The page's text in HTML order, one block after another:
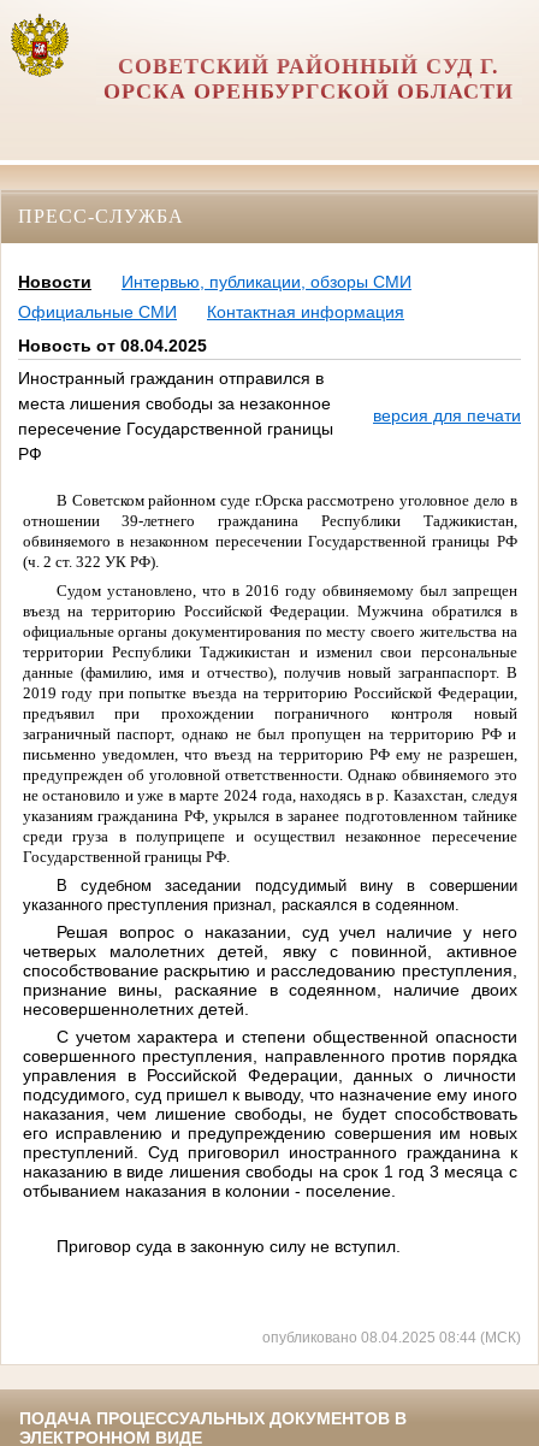
СОВЕТСКИЙ РАЙОННЫЙ СУД Г.
ОРСКА ОРЕНБУРГСКОЙ ОБЛАСТИ
ПРЕСС-СЛУЖБА
Новости
Интервью, публикации, обзоры СМИ
Официальные СМИ
Контактная информация
Новость от 08.04.2025
Иностранный гражданин отправился в
места лишения свободы за незаконное
пересечение Государственной границы
РФ
версия для печати
В Советском районном суде г.Орска рассмотрено уголовное дело в
отношении 39-летнего гражданина Республики Таджикистан,
обвиняемого в незаконном пересечении Государственной границы РФ
(ч. 2 ст. 322 УК РФ).
Судом установлено, что в 2016 году обвиняемому был запрещен
въезд на территорию Российской Федерации. Мужчина обратился в
официальные органы документирования по месту своего жительства на
территории Республики Таджикистан и изменил свои персональные
данные (фамилию, имя и отчество), получив новый загранпаспорт. В
2019 году при попытке въезда на территорию Российской Федерации,
предъявил при прохождении пограничного контроля новый
заграничный паспорт, однако не был пропущен на территорию РФ и
письменно уведомлен, что въезд на территорию РФ ему не разрешен,
предупрежден об уголовной ответственности. Однако обвиняемого это
не остановило и уже в марте 2024 года, находясь в р. Казахстан, следуя
указаниям гражданина РФ, укрылся в заранее подготовленном тайнике
среди груза в полуприцепе и осуществил незаконное пересечение
Государственной границы РФ.
В судебном заседании подсудимый вину в совершении
указанного преступления признал, раскаялся в содеянном.
Решая вопрос о наказании, суд учел наличие у него
четверых малолетних детей, явку с повинной, активное
способствование раскрытию и расследованию преступления,
признание вины, раскаяние в содеянном, наличие двоих
несовершеннолетних детей.
С учетом характера и степени общественной опасности
совершенного преступления, направленного против порядка
управления в Российской Федерации, данных о личности
подсудимого, суд пришел к выводу, что назначение ему иного
наказания, чем лишение свободы, не будет способствовать
его исправлению и предупреждению совершения им новых
преступлений. Суд приговорил иностранного гражданина к
наказанию в виде лишения свободы на срок 1 год 3 месяца с
отбыванием наказания в колонии - поселение.
Приговор суда в законную силу не вступил.
опубликовано 08.04.2025 08:44 (МСК)
ПОДАЧА ПРОЦЕССУАЛЬНЫХ ДОКУМЕНТОВ В
ЭЛЕКТРОННОМ ВИДЕ